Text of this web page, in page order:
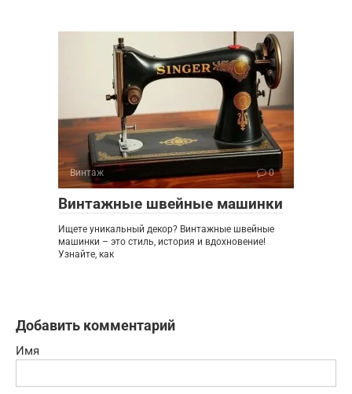
Винтаж 0
Винтажные швейные машинки
Ищете уникальный декор? Винтажные швейные
машинки – это стиль, история и вдохновение!
Узнайте, как
Добавить комментарий
Имя